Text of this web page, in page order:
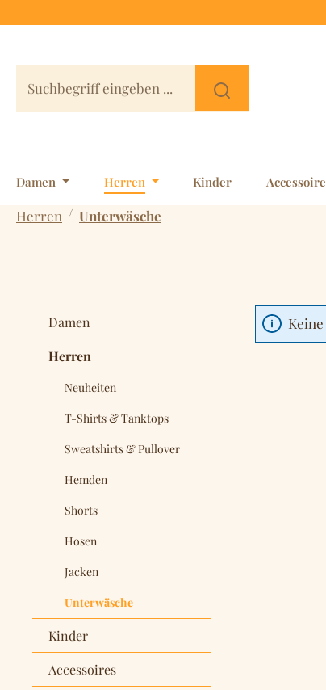
Damen Herren Kinder
Herren / Unterwäsche
Damen
Herren
Neuheiten
T-Shirts & Tanktops
Sweatshirts & Pullover
Hemden
Shorts
Hosen
Jacken
Unterwäsche
Kinder
Accessoires